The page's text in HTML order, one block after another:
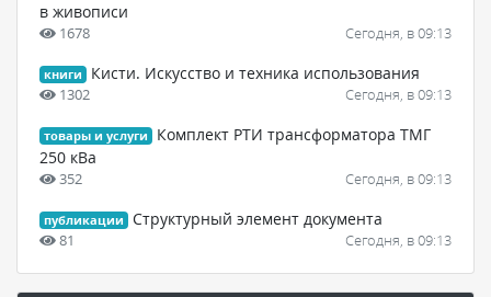
в живописи
1678 Сегодня, в 09:13
книги Кисти. Искусство и техника использования
1302 Сегодня, в 09:13
товары и услуги
Комплект РТИ трансформатора ТМГ
250 кВа
352 Сегодня, в 09:13
публикации Структурный элемент документа
81 Сегодня, в 09:13